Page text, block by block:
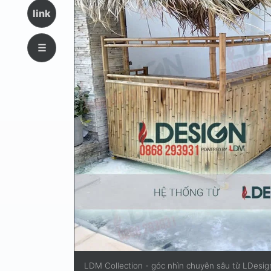
link
☰
LDM Collection - góc nhìn chuyên sâu từ